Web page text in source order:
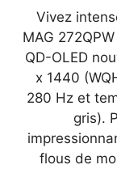
Vivez
MAG
QD-OLED
x 1440
280 Hz et
gris).
flous de